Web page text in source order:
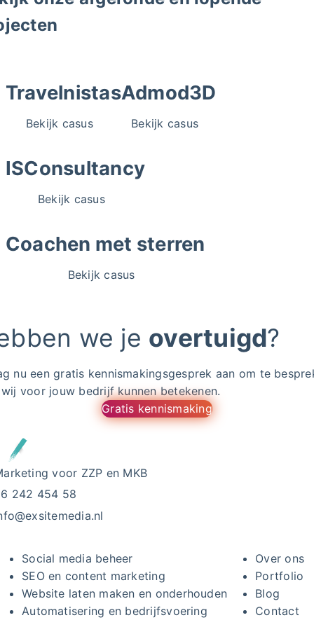
Travelnistas
Bekijk casus
Admod3D
Bekijk casus
ISConsultancy
Bekijk casus
Coachen met sterren
Bekijk casus
we je overtuigd?
nu een gratis kennismakingsgesprek aan om te
voor jouw bedrijf kunnen betekenen.
Gratis kennismaking
voor ZZP en MKB
242 454 58
Social media beheer
SEO en content marketing
Website laten maken en onderhouden
Automatisering en bedrijfsvoering
Over ons
Portfolio
Blog
Contact